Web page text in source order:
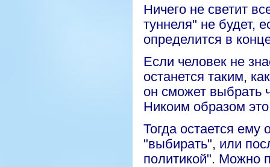
Ничего не светит
туннеля" не будет,
определится в
Если человек не
останется таким,
он сможет выбрать
Никоим образом
Тогда остается ему
"выбирать", или
политикой". Можно